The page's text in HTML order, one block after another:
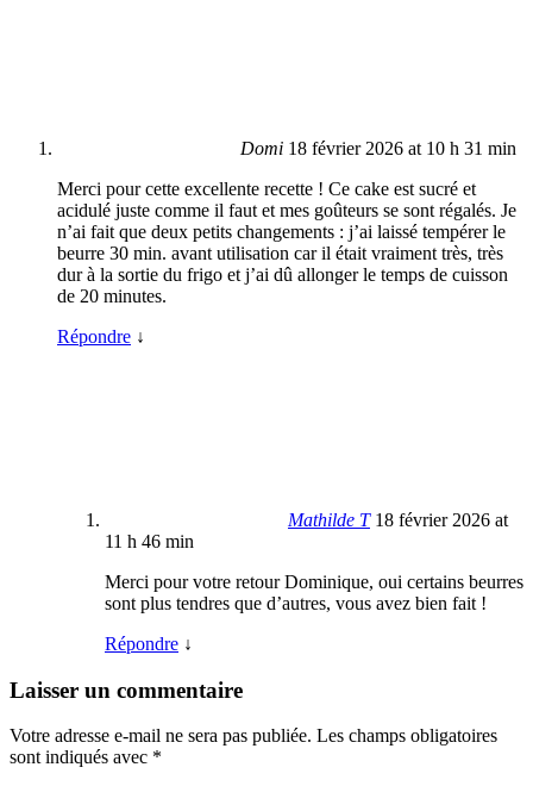
Domi 18 février 2026 at 10 h 31 min
Merci pour cette excellente recette ! Ce cake est sucré et
acidulé juste comme il faut et mes goûteurs se sont régalés. Je
n’ai fait que deux petits changements : j’ai laissé tempérer le
beurre 30 min. avant utilisation car il était vraiment très, très
dur à la sortie du frigo et j’ai dû allonger le temps de cuisson
de 20 minutes.
Répondre ↓
Mathilde T 18 février 2026 at
11 h 46 min
Merci pour votre retour Dominique, oui certains beurres
sont plus tendres que d’autres, vous avez bien fait !
Répondre ↓
Laisser un commentaire
Votre adresse e-mail ne sera pas publiée. Les champs obligatoires
sont indiqués avec *